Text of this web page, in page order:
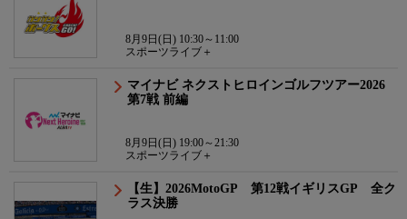
8月9日(日) 10:30～11:00
スポーツライブ＋
マイナビ ネクストヒロインゴルフツアー2026
第7戦 前編
8月9日(日) 19:00～21:30
スポーツライブ＋
【生】2026MotoGP 第12戦イギリスGP 全ク
ラス決勝